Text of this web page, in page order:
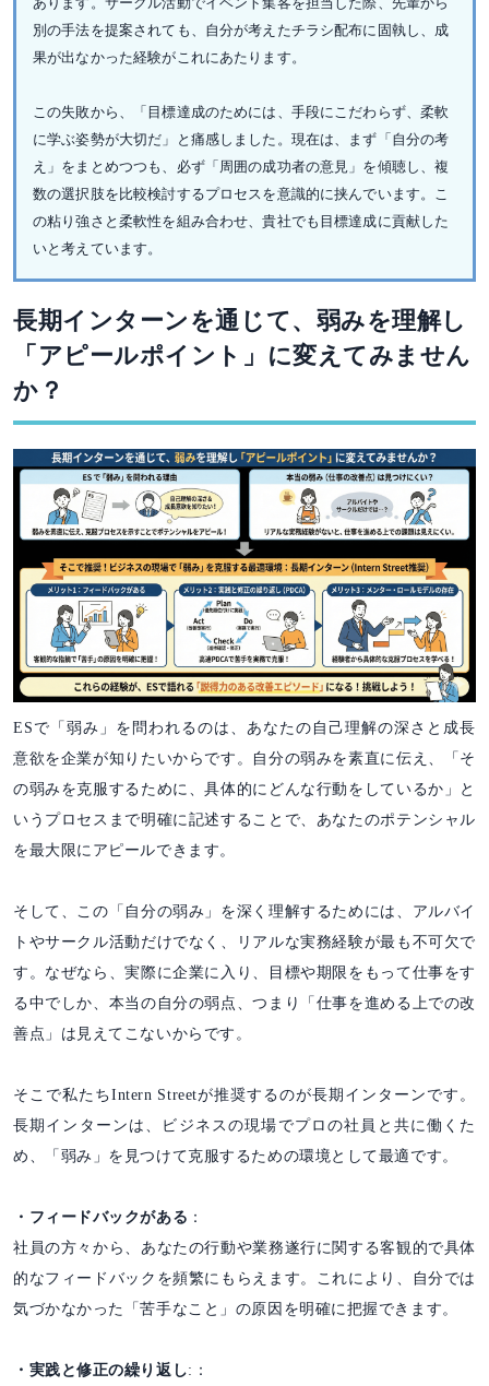
別の手法を提案されても、自分が考えたチラシ配布に固執し、成
果が出なかった経験がこれにあたります。
この失敗から、「目標達成のためには、手段にこだわらず、柔軟
に学ぶ姿勢が大切だ」と痛感しました。現在は、まず「自分の考
え」をまとめつつも、必ず「周囲の成功者の意見」を傾聴し、複
数の選択肢を比較検討するプロセスを意識的に挟んでいます。こ
の粘り強さと柔軟性を組み合わせ、貴社でも目標達成に貢献した
いと考えています。
長期インターンを通じて、弱みを理解し
「アピールポイント」に変えてみません
か？
ESで「弱み」を問われるのは、あなたの自己理解の深さと成長
意欲を企業が知りたいからです。自分の弱みを素直に伝え、「そ
の弱みを克服するために、具体的にどんな行動をしているか」と
いうプロセスまで明確に記述することで、あなたのポテンシャル
を最大限にアピールできます。
そして、この「自分の弱み」を深く理解するためには、アルバイ
トやサークル活動だけでなく、リアルな実務経験が最も不可欠で
す。なぜなら、実際に企業に入り、目標や期限をもって仕事をす
る中でしか、本当の自分の弱点、つまり「仕事を進める上での改
善点」は見えてこないからです。
そこで私たちIntern Streetが推奨するのが長期インターンです。
長期インターンは、ビジネスの現場でプロの社員と共に働くた
め、「弱み」を見つけて克服するための環境として最適です。
・フィードバックがある ：
社員の方々から、あなたの行動や業務遂行に関する客観的で具体
的なフィードバックを頻繁にもらえます。これにより、自分では
気づかなかった「苦手なこと」の原因を明確に把握できます。
・実践と修正の繰り返し:：